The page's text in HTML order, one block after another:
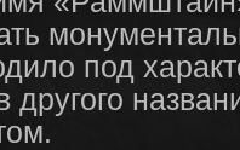
под
другого